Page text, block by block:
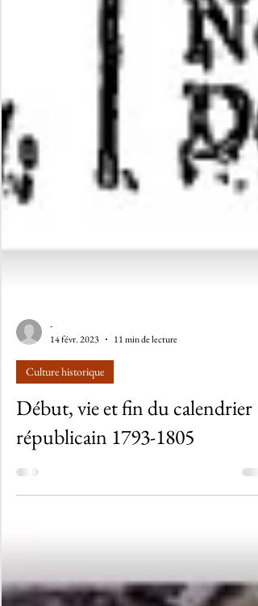
-
14 févr. 2023
Culture historique
Début, vie et fin du calendrier
républicain 1793-1805